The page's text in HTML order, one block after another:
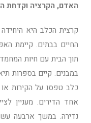
האדם, הקרציה וקדחת
קרצית הכלב היא
החיים בבתים. קיימת
תוך הבית עם חיות
במבנים. קיים בספרות
כלב טפסו על הקירות או
אחד הדירים. מעניין
נדירה. במשך ארבעה